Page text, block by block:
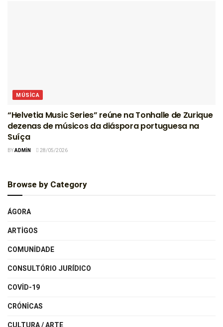
MÚSICA
“Helvetia Music Series” reúne na Tonhalle de Zurique
dezenas de músicos da diáspora portuguesa na
Suíça
BYADMIN 28/05/2026
Browse by Category
ÁGORA
ARTIGOS
COMUNIDADE
CONSULTÓRIO JURÍDICO
COVID-19
CRÓNICAS